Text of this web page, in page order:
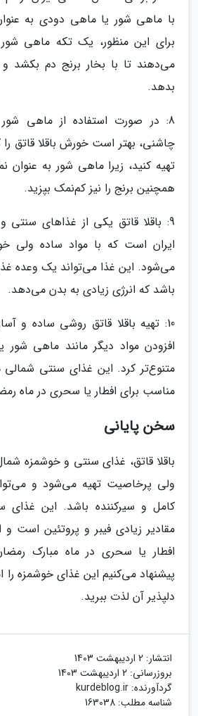
با ماهی شور یا ماهی دودی به
برای این منظور، یک تکه ماهی شور
می‌دهند تا با بخار برنج دم بکشد
بدهد.
8: در صورت استفاده از ماهی
چاشنی، بهتر است خورش باقلا قاتق
تهیه کنید، زیرا ماهی شور به
همچنین برنج را نیز کم‌نمک بپزید.
9: باقلا قاتق یکی از غذاهای
ایران است که با مواد ساده ولی
می‌شود. این غذا می‌تواند یک وعده
باشد که انرژی زیادی به بدن می‌دهد.
10: تهیه باقلا قاتق روشی ساده و
افزودن مواد دیگر مانند ماهی
متنوع‌تر کرد. این غذای سنتی
مناسب برای افطار یا سحری در ماه
سخن پایانی
باقلا قاتق، غذای سنتی و خوشمزه
ولی پرخاصیت تهیه می‌شود و
کامل و سیرکننده باشد. این غذای
مقادیر زیادی فیبر و پروتئین است و
افطار یا سحری در ماه مبارک
پیشنهاد می‌کنیم این غذای خوشمزه را
دلپذیر آن لذت ببرید.
انتشار: 2 اردیبهشت 1403
بروزرسانی: 2 اردیبهشت 1403
گردآورنده: kurdeblog.ir
شناسه مطلب: 163038